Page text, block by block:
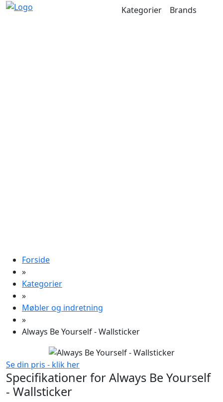
Kategorier Brands
Forside
»
Kategorier
»
Møbler og indretning
»
Always Be Yourself - Wallsticker
Se din pris - klik her
Specifikationer for Always Be Yourself
- Wallsticker